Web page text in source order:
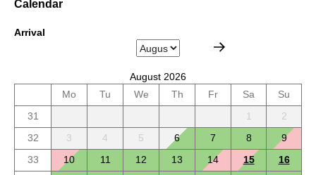
Calendar
Arrival
August 2026
Mo
Tu We Th Fr Sa
Su
31
1
2
32
3 4 5 6 7 8
9
33
10 11 12 13 14 15
16